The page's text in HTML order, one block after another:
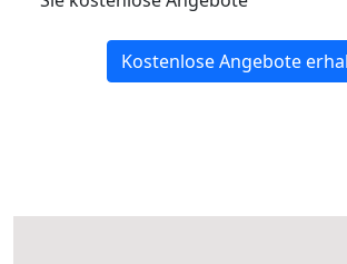
Kostenlose Angebote